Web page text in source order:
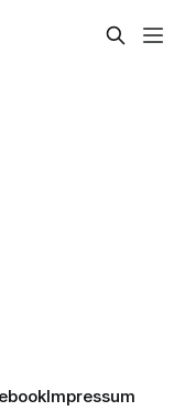
Impressum